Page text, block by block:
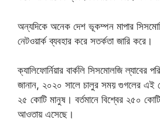
অন্যদিকে অনেক দেশ ভূকম্পন মাপার
নেটওয়ার্ক ব্যবহার করে সতর্কতা জারি করে।
ক্যালিফোর্নিয়ার বার্কলি সিসমোলজি ল্যাবের
জানান, ২০২০ সালে চালুর সময় গুগলের এই
২৫ কোটি মানুষ। বর্তমানে বিশ্বের ২৫০
আওতায় এসেছে।